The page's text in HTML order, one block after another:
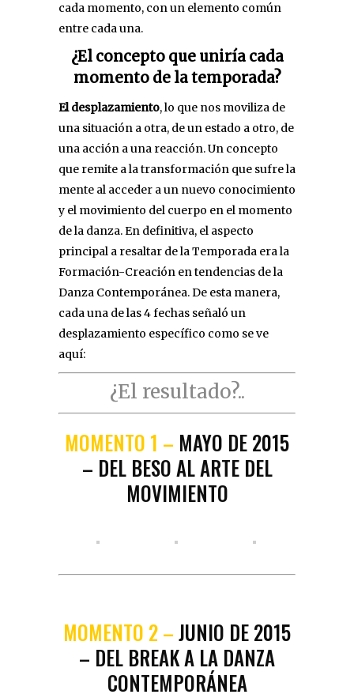
cada momento, con un elemento común
entre cada una.
¿El concepto que uniría cada
momento de la temporada?
El desplazamiento, lo que nos moviliza de
una situación a otra, de un estado a otro, de
una acción a una reacción. Un concepto
que remite a la transformación que sufre la
mente al acceder a un nuevo conocimiento
y el movimiento del cuerpo en el momento
de la danza. En definitiva, el aspecto
principal a resaltar de la Temporada era la
Formación-Creación en tendencias de la
Danza Contemporánea. De esta manera,
cada una de las 4 fechas señaló un
desplazamiento específico como se ve
aquí:
¿El resultado?..
MOMENTO 1 – MAYO DE 2015
– DEL BESO AL ARTE DEL
MOVIMIENTO
MOMENTO 2 –JUNIO DE 2015
– DEL BREAK A LA DANZA
CONTEMPORÁNEA